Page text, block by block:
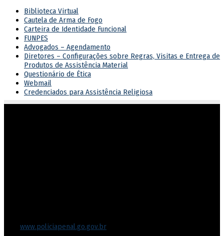
Biblioteca Virtual
Cautela de Arma de Fogo
Carteira de Identidade Funcional
FUNPES
Advogados – Agendamento
Diretores – Configurações sobre Regras, Visitas e Entrega de
Produtos de Assistência Material
Questionário de Ética
Webmail
Credenciados para Assistência Religiosa
www.policiapenal.go.gov.br